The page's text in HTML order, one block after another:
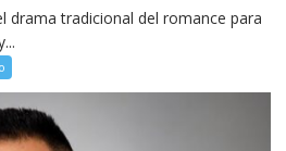
drama tradicional del romance para